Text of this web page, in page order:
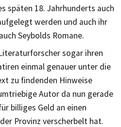
späten 18. Jahrhunderts auch
werden und auch ihr
Seybolds Romane.
sogar ihren
einmal genauer unter die
zu findenden Hinweise
Autor da nun gerade
billiges Geld an einen
Provinz verscherbelt hat.